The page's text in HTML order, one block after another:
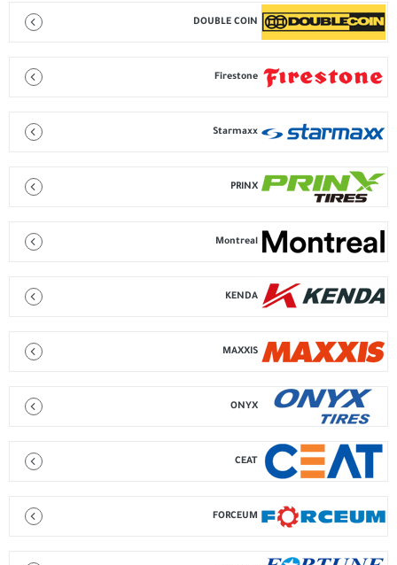
DOUBLE COIN
Firestone
Starmaxx
PRINX
Montreal
KENDA
MAXXIS
ONYX
CEAT
FORCEUM